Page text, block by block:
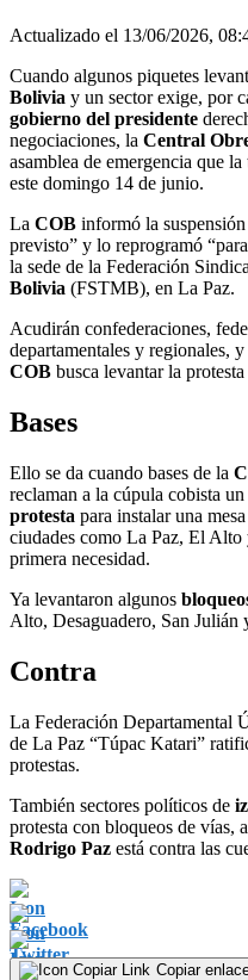
Actualizado el 13/06/2026,
Cuando algunos piquetes
Bolivia y un sector exige, por
gobierno del presidente
negociaciones, la Central
asamblea de emergencia que
este domingo 14 de junio.
La COB informó la
previsto” y lo reprogramó
la sede de la Federación
Bolivia (FSTMB), en La Paz.
Acudirán confederaciones,
departamentales y regionales,
COB busca levantar la
Bases
Ello se da cuando bases de la
reclaman a la cúpula cobista
protesta para instalar una
ciudades como La Paz, El Alto
primera necesidad.
Ya levantaron algunos
Alto, Desaguadero, San Julián
Contra
La Federación Departamental
de La Paz “Túpac Katari”
protestas.
También sectores políticos de
protesta con bloqueos de vías,
Rodrigo Paz está contra las
Copiar